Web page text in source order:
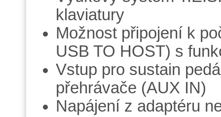
klaviatury
Možnost připojení k
USB TO HOST) s
Vstup pro sustain
přehrávače (AUX IN)
Napájení z adaptéru